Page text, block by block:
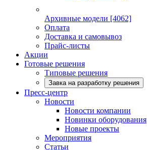
Архивные модели [4062]
Оплата
Доставка и самовывоз
Прайс-листы
Акции
Готовые решения
Типовые решения
Завка на разработку решения
Пресс-центр
Новости
Новости компании
Новинки оборудования
Новые проекты
Мероприятия
Статьи